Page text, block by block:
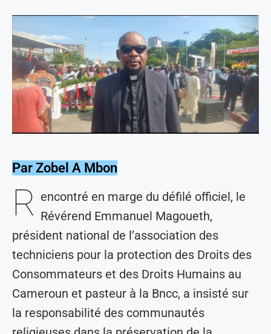
Par Zobel A Mbon
R encontré en marge du défilé officiel, le
Révérend Emmanuel Magoueth,
président national de l’association des
techniciens pour la protection des Droits des
Consommateurs et des Droits Humains au
Cameroun et pasteur à la Bncc, a insisté sur
la responsabilité des communautés